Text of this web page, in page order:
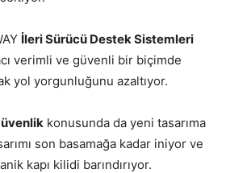
İleri Sürücü Destek Sistemleri
verimli ve güvenli bir biçimde
yol yorgunluğunu azaltıyor.
konusunda da yeni tasarıma
son basamağa kadar iniyor ve
kapı kilidi barındırıyor.